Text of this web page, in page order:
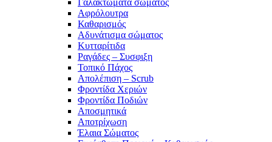
Γαλακτώματα σώματος
Αφρόλουτρα
Καθαρισμός
Αδυνάτισμα σώματος
Κυτταρίτιδα
Ραγάδες – Συσφιξη
Τοπικό Πάχος
Απολέπιση – Scrub
Φροντίδα Χεριών
Φροντίδα Ποδιών
Αποσμητικά
Αποτρίχωση
Έλαια Σώματος